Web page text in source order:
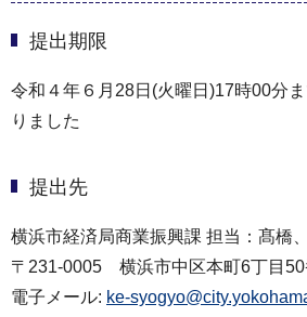
提出期限
令和４年６月28日(火曜日)17時00分
りました
提出先
横浜市経済局商業振興課 担当：髙橋
〒231-0005 横浜市中区本町6丁目50
電子メール: ke-